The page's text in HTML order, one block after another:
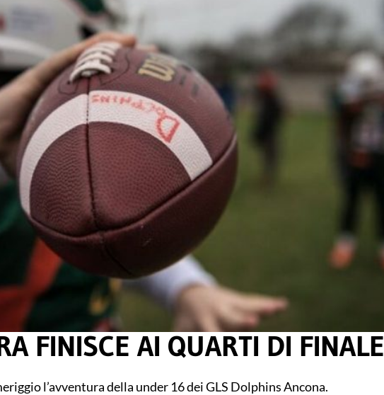
FINISCE AI QUARTI DI FINALE
l’avventura della under 16 dei GLS Dolphins Ancona.